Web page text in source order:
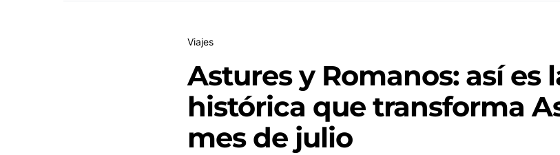
Viajes
Astures y Romanos: así es
histórica que transforma
mes de julio